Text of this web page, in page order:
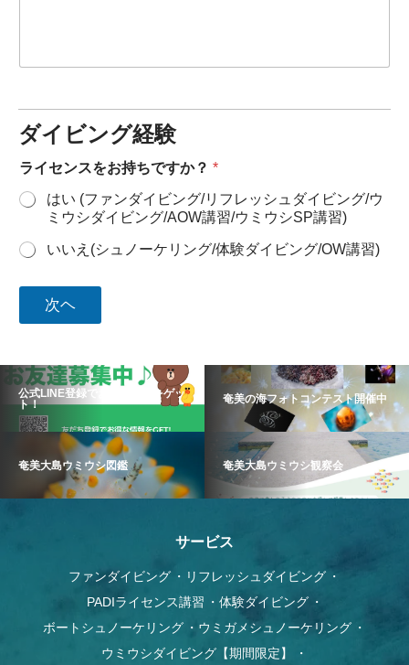
ダイビング経験
ライセンスをお持ちですか？ *
はい (ファンダイビング/リフレッシュダイビング/ウ
ミウシダイビング/AOW講習/ウミウシSP講習)
いいえ(シュノーケリング/体験ダイビング/OW講習)
次ヘ
公式LINE登録でお得な情報をゲッ
ト！
奄美の海フォトコンテスト開催中
奄美大島ウミウシ図鑑 奄美大島ウミウシ観察会
サービス
ファンダイビング
リフレッシュダイビング
PADIライセンス講習
体験ダイビング
ボートシュノーケリング
ウミガメシュノーケリング
ウミウシダイビング【期間限定】